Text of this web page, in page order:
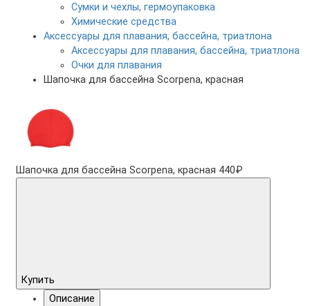
Сумки и чехлы, гермоупаковка
Химические средства
Аксессуары для плавания, бассейна, триатлона
Аксессуары для плавания, бассейна, триатлона
Очки для плавания
Шапочка для бассейна Scorpena, красная
Шапочка для бассейна Scorpena, красная 440₽
Купить
Описание